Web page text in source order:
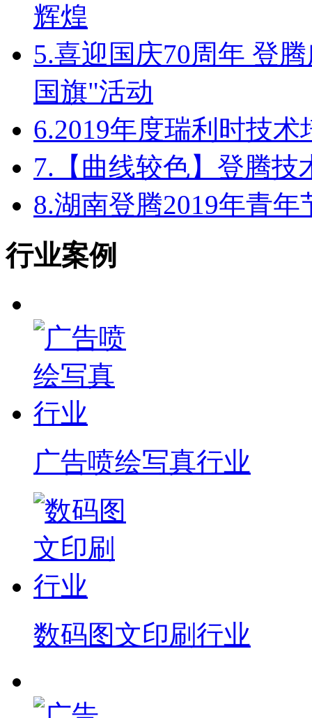
辉煌
5.喜迎国庆70周年 登
国旗"活动
6.2019年度瑞利时技
7. 【曲线较色】登腾
8.湖南登腾2019年青
行业案例
广告喷绘写真行业
数码图文印刷行业